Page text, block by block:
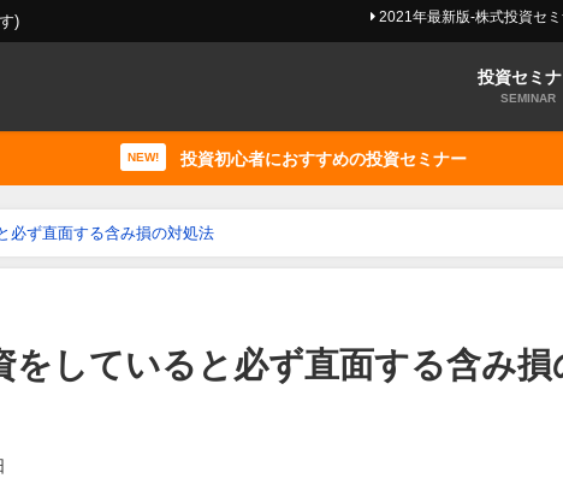
) 2021年最新版-株式投資セ
投資セミ
SEMINAR
NEW! 投資初心者におすすめの投資セミナー
必ず直面する含み損の対処法
をしていると必ず直面する含み損